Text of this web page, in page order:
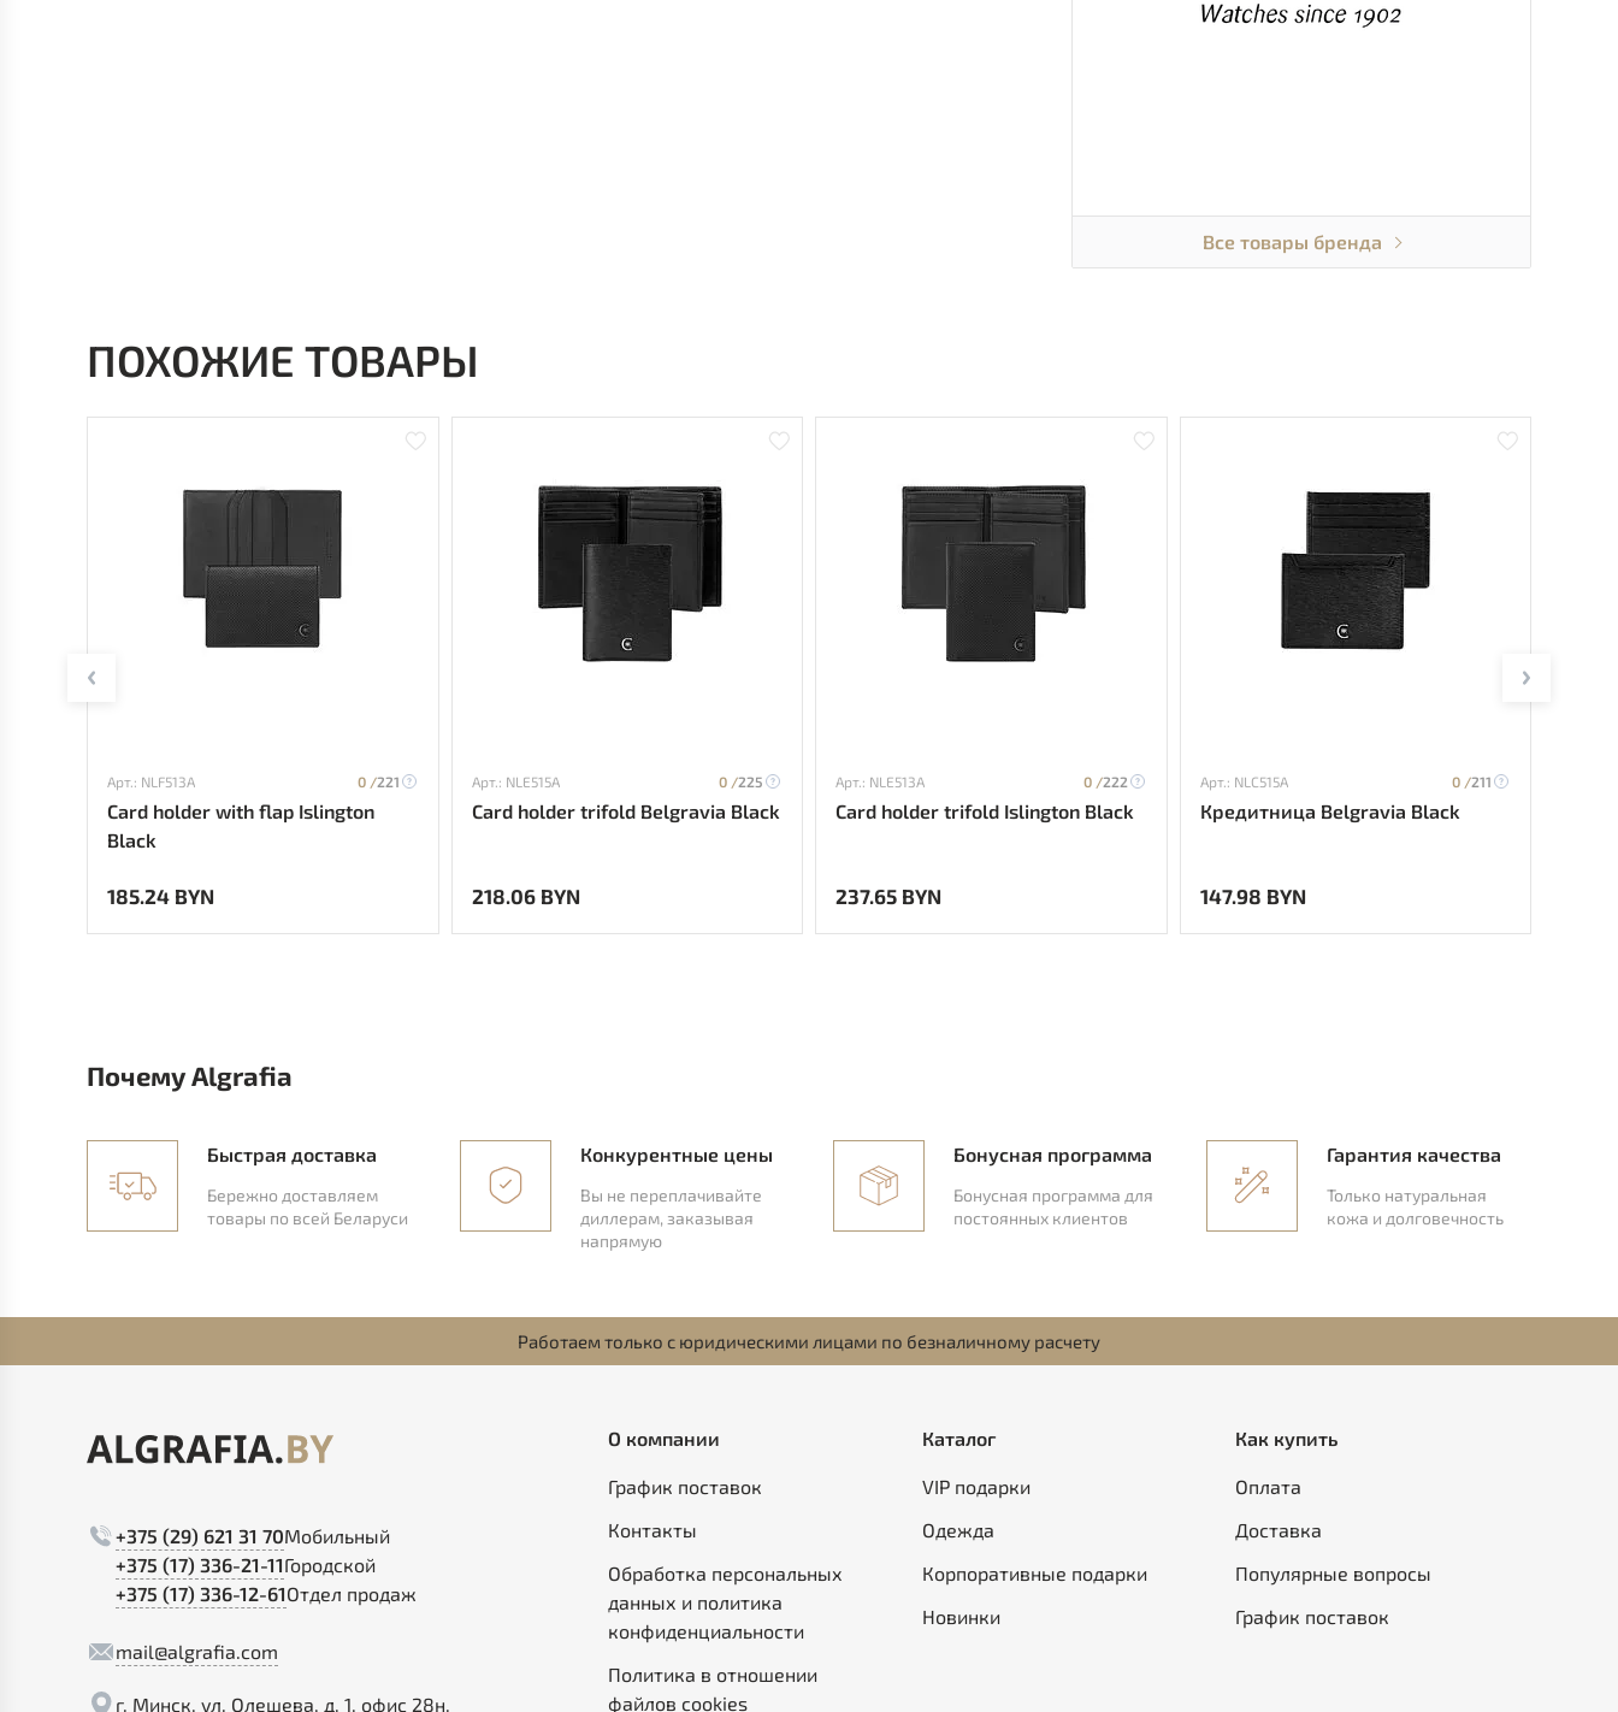
Все товары бренда
ПОХОЖИЕ ТОВАРЫ
Арт.: NLF513A 0 /221
Card holder with flap Islington
Black
185.24 BYN
Арт.: NLE515A 0 /225
Card holder trifold Belgravia Black
218.06 BYN
Арт.: NLE513A 0 /222
Card holder trifold Islington Black
237.65 BYN
Арт.: NLC515A 0 /211
Кредитница Belgravia Black
147.98 BYN
Почему Algrafia
Быстрая доставка
Бережно доставляем
товары по всей Беларуси
Конкурентные цены
Вы не переплачивайте
диллерам, заказывая
напрямую
Бонусная программа
Бонусная программа для
постоянных клиентов
Гарантия качества
Только натуральная
кожа и долговечность
Работаем только с юридическими лицами по безналичному расчету
+375 (29) 621 31 70Мобильный
+375 (17) 336-21-11Городской
+375 (17) 336-12-61Отдел продаж
mail@algrafia.com
г. Минск, ул. Олешева, д. 1, офис 28н.
О компании
График поставок
Контакты
Обработка персональных
данных и политика
конфиденциальности
Политика в отношении
файлов cookies
Каталог
VIP подарки
Одежда
Корпоративные подарки
Новинки
Как купить
Оплата
Доставка
Популярные вопросы
График поставок